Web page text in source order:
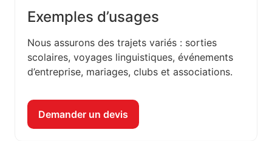
Exemples d’usages
Nous assurons des trajets variés : sorties
scolaires, voyages linguistiques, événements
d’entreprise, mariages, clubs et associations.
Demander un devis